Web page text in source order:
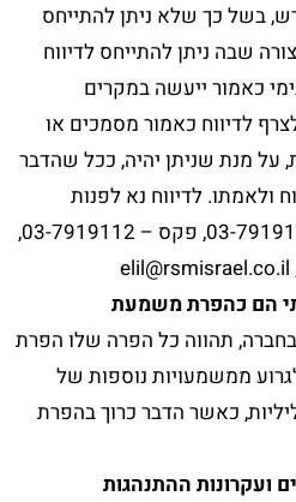
בשל כך שלא ניתן להתייחס
שבה ניתן להתייחס לדיווח
כאמור ייעשה במקרים
לדיווח כאמור מסמכים או
על מנת שניתן יהיה, ככל שהדבר
ולאמתו. לדיווח נא לפנות
למר אלי להט טל' –03-7919150, פקס – 03-7919112,
הם כהפרת משמעת
תהווה כל הפרה שלו הפרת
ממשמעויות נוספות של
כאשר הדבר כרוך בהפרת
ועקרונות ההתנהגות